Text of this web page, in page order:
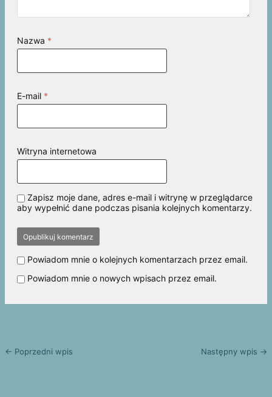
Nazwa *
E-mail *
Witryna internetowa
Zapisz moje dane, adres e-mail i witrynę w przeglądarce
aby wypełnić dane podczas pisania kolejnych komentarzy.
Powiadom mnie o kolejnych komentarzach przez email.
Powiadom mnie o nowych wpisach przez email.
← Poprzedni wpis Następny wpis →